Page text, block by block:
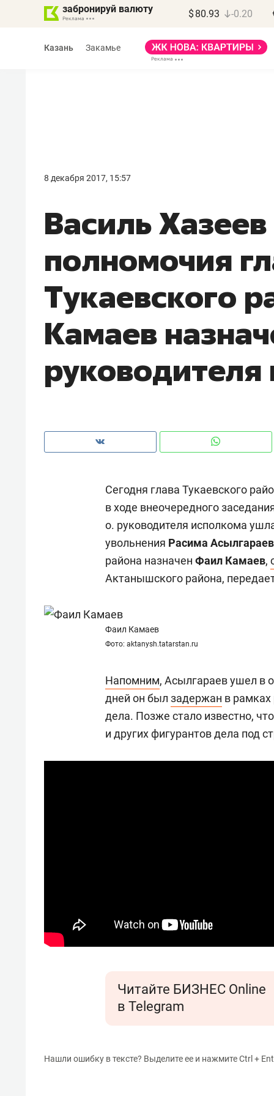
забронируй валюту $ 80.93 -0.20
Казань Закамье
8 декабря 2017, 15:57
Василь
полномочия
Тукаевского
Камаев
Сегодня глава Тукаевского
в ходе внеочередного
о. руководителя исполкома
увольнения Расима
района назначен Фаил Камаев,
Актанышского района,
Фаил Камаев
Фото: aktanysh.tatarstan.ru
Напомним, Асылгараев ушел в
дней он был задержан в рамках
дела. Позже стало известно,
и других фигурантов дела под
Читайте БИЗНЕС Online
в Telegram
Нашли ошибку в тексте? Выделите ее и нажмите Ctrl +
девелопера – найти
правильный продукт»
Девелопер из топ-10*
Башкортостана входит в Татарстан
Рекомендуем
«В банкротствах сегодня
ищут не активы, а людей,
которые ими управляли. Они
отвечают личным
имуществом!»
Опыт
с